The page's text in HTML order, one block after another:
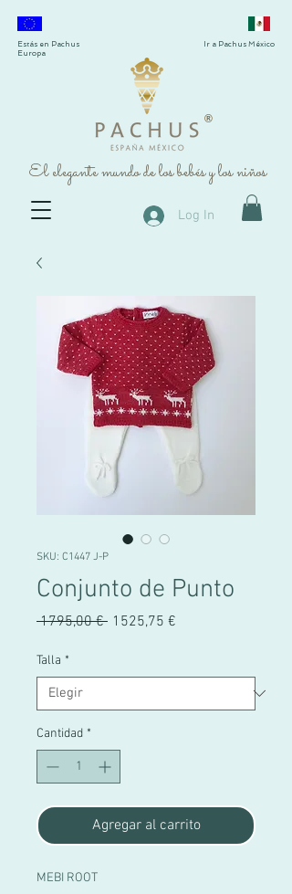
®
El elegante mundo de los bebés y los niños
Estás en Pachus
Europa
Ir a Pachus México
Log In
SKU: C1447 J-P
Conjunto de Punto
1795,00 € Precio
1525,75 €
Talla *
Cantidad *
Agregar al carrito
MEBI ROOT